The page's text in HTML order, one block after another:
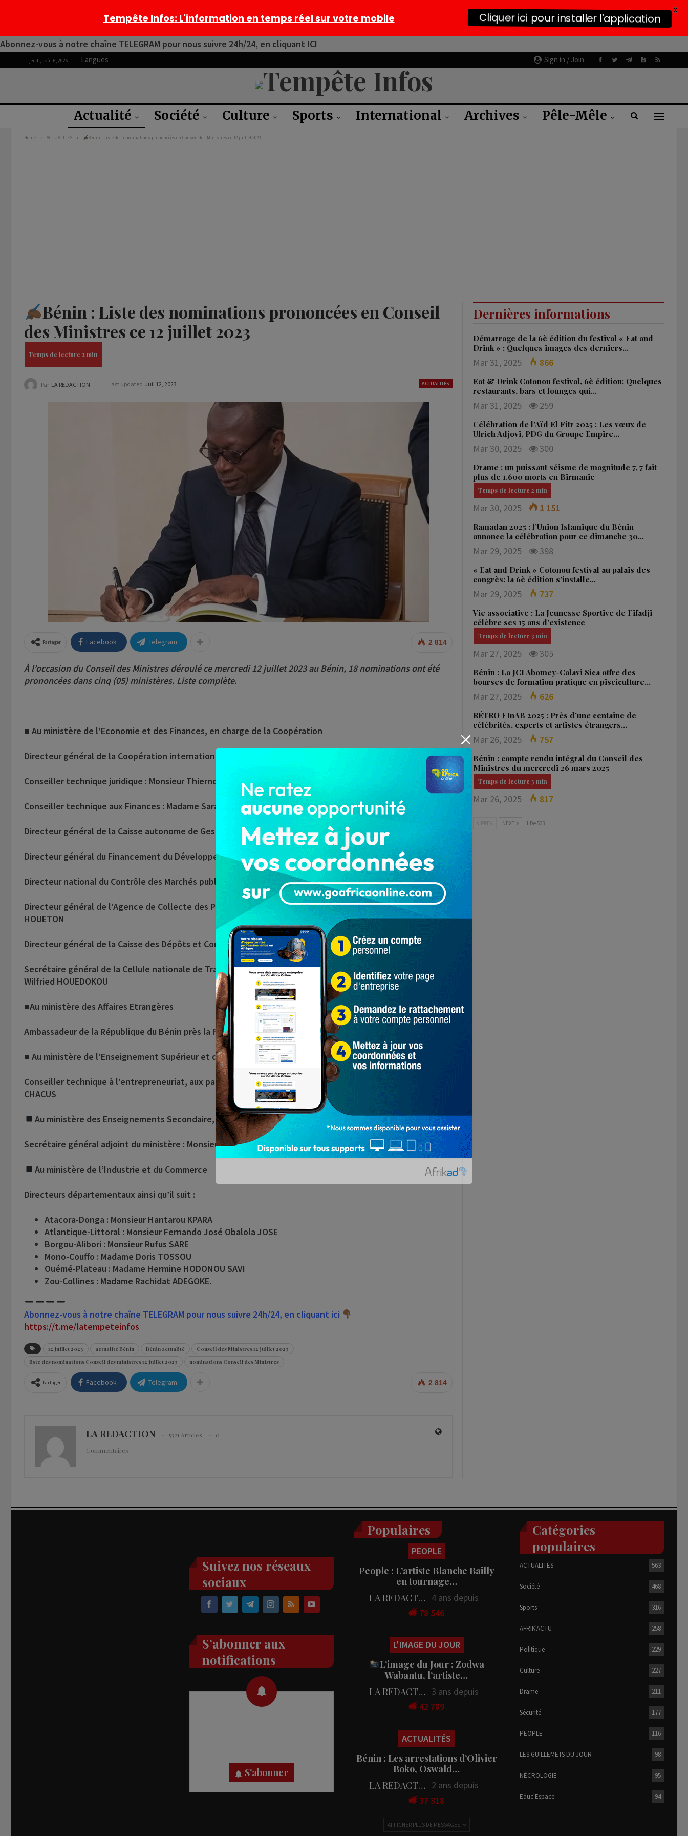
Abonnez-vous à notre chaîne TELEGRAM pour nous suivre 24h/24, en cliquant ICI
Sign in / Join
jeudi, août 6, 2026 Langues
Actualité Société Culture Sports International Archives Pêle-Mêle
Home ACTUALITÉS Bénin : Liste des nominations prononcées en Conseil des Ministres ce 12 juillet 2023
Bénin : Liste des nominations prononcées en Conseil
des Ministres ce 12 juillet 2023
ACTUALITÉS
Par LA REDACTION Last updated Juil 12, 2023
2 814
Partager Facebook Telegram
À l’occasion du Conseil des Ministres déroulé ce mercredi 12 juillet 2023 au Bénin, 18 nominations ont été
prononcées dans cinq (05) ministères. Liste complète.
■ Au ministère de l’Economie et des Finances, en charge de la Coopération
Directeur général de la Coopération internationale : Monsieur Yassine LATOUNDJI
Conseiller technique juridique : Monsieur Thierno Kafui Eméric OLORY-TOGBE
Conseiller technique aux Finances : Madame Sarah KPENOU
Directeur général de la Caisse autonome de Gestion de la Dette : Monsieur Hugues Oscar LOKOSSOU
Directeur général du Financement du Développement : Monsieur Serge DOSSOU-YOVO
Directeur national du Contrôle des Marchés publics : Madame Chèrifatou ALI YERIMA
Directeur général de l’Agence de Collecte des Paiements et des Recouvrements : Monsieur Létondé Brice
HOUETON
Directeur général de la Caisse des Dépôts et Consignations du Bénin : Madame Maryse LOKOSSOU
Secrétaire général de la Cellule nationale de Traitement des Informations financières (CENTIF) : Monsieur
Wilfried HOUEDOKOU
■Au ministère des Affaires Etrangères
Ambassadeur de la République du Bénin près la France : Madame Corine BRUNET
■ Au ministère de l’Enseignement Supérieur et de la Recherche Scientifique
Conseiller technique à l’entrepreneuriat, aux partenariats et au dialogue social : Madame Sylvie Vitondin DE
CHACUS
Au ministère des Enseignements Secondaire, Technique et de la Formation Professionnelle
Secrétaire général adjoint du ministère : Monsieur Alain Alexis Coovi DEGAN
Au ministère de l’Industrie et du Commerce
Directeurs départementaux ainsi qu’il suit :
Atacora-Donga : Monsieur Hantarou KPARA
Atlantique-Littoral : Monsieur Fernando José Obalola JOSE
Borgou-Alibori : Monsieur Rufus SARE
Mono-Couffo : Madame Doris TOSSOU
Ouémé-Plateau : Madame Hermine HODONOU SAVI
Zou-Collines : Madame Rachidat ADEGOKE.
Abonnez-vous à notre chaîne TELEGRAM pour nous suivre 24h/24, en cliquant ici
https://t.me/latempeteinfos
12 juillet 2023 actualité Bénin Bénin actualité
Conseil des Ministres 12 juillet 2023
liste des nominations Conseil des ministres 12 juillet 2023
nominations Conseil des Ministres
2 814
Partager Facebook Telegram
LA REDACTION 5321 Articles
0
Commentaires
Dernières informations
Démarrage de la 6è édition du festival « Eat and
Drink » : Quelques images des derniers…
Mar 31, 2025 866
Eat & Drink Cotonou festival, 6è édition: Quelques
restaurants, bars et lounges qui…
Mar 31, 2025 259
Célébration de l’Aïd El Fitr 2025 : Les vœux de
Ulrich Adjovi, PDG du Groupe Empire…
Mar 30, 2025 300
Drame : un puissant séisme de magnitude 7, 7 fait
plus de 1.600 morts en Birmanie
Mar 30, 2025 1 151
Ramadan 2025 : l’Union Islamique du Bénin
annonce la célébration pour ce dimanche 30…
Mar 29, 2025 398
« Eat and Drink » Cotonou festival au palais des
congrès: la 6è édition s’installe…
Mar 29, 2025 737
Vie associative : La Jeunesse Sportive de Fifadji
célèbre ses 15 ans d’existence
Mar 27, 2025 305
Bénin : La JCI Abomey-Calavi Sica offre des
bourses de formation pratique en pisciculture…
Mar 27, 2025 626
RÉTRO FInAB 2025 : Près d’une centaine de
célébrités, experts et artistes étrangers…
Mar 26, 2025 757
Bénin : compte rendu intégral du Conseil des
Ministres du mercredi 26 mars 2025
Mar 26, 2025 817
NEXT 1 De 533
Suivez nos réseaux
sociaux
S’abonner aux
notifications
S'abonner
Populaires
PEOPLE
People : L’artiste Blanche Bailly
en tournage…
LA REDACTION
4 ans depuis
78 546
L'IMAGE DU JOUR
L’image du Jour : Zodwa
Wabantu, l’artiste…
LA REDACTION 3 ans depuis
42 789
ACTUALITÉS
Bénin : Les arrestations d’Olivier
Boko, Oswald…
LA REDACTION
2 ans depuis
37 318
AFFICHER PLUS DE MESSAGES
Catégories
populaires
ACTUALITÉS 563
Société 468
Sports 316
AFRIK'ACTU 258
Politique 229
Culture 227
Drame 211
Sécurité 177
PEOPLE 116
LES GUILLEMETS DU JOUR 98
NÉCROLOGIE 95
Educ'Espace 94
Tempête Infos: L'information en temps réel sur votre mobile Cliquer ici pour installer l'application
X